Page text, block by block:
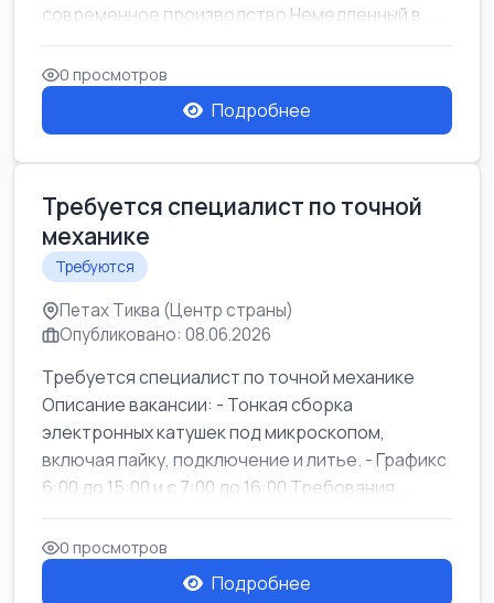
современное производство Немедленный в...
0 просмотров
Подробнее
Требуется специалист по точной
механике
Требуются
Петах Тиква (Центр страны)
Опубликовано: 08.06.2026
Требуется специалист по точной механике
Описание вакансии: - Тонкая сборка
электронных катушек под микроскопом,
включая пайку, подключение и литье. - Графикс
6:00 до 15:00 и с 7:00 до 16:00 Требования...
0 просмотров
Подробнее